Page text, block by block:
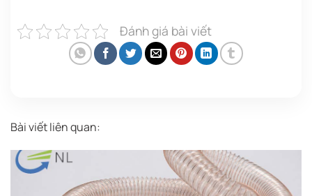
Đánh giá bài viết
Bài viết liên quan: